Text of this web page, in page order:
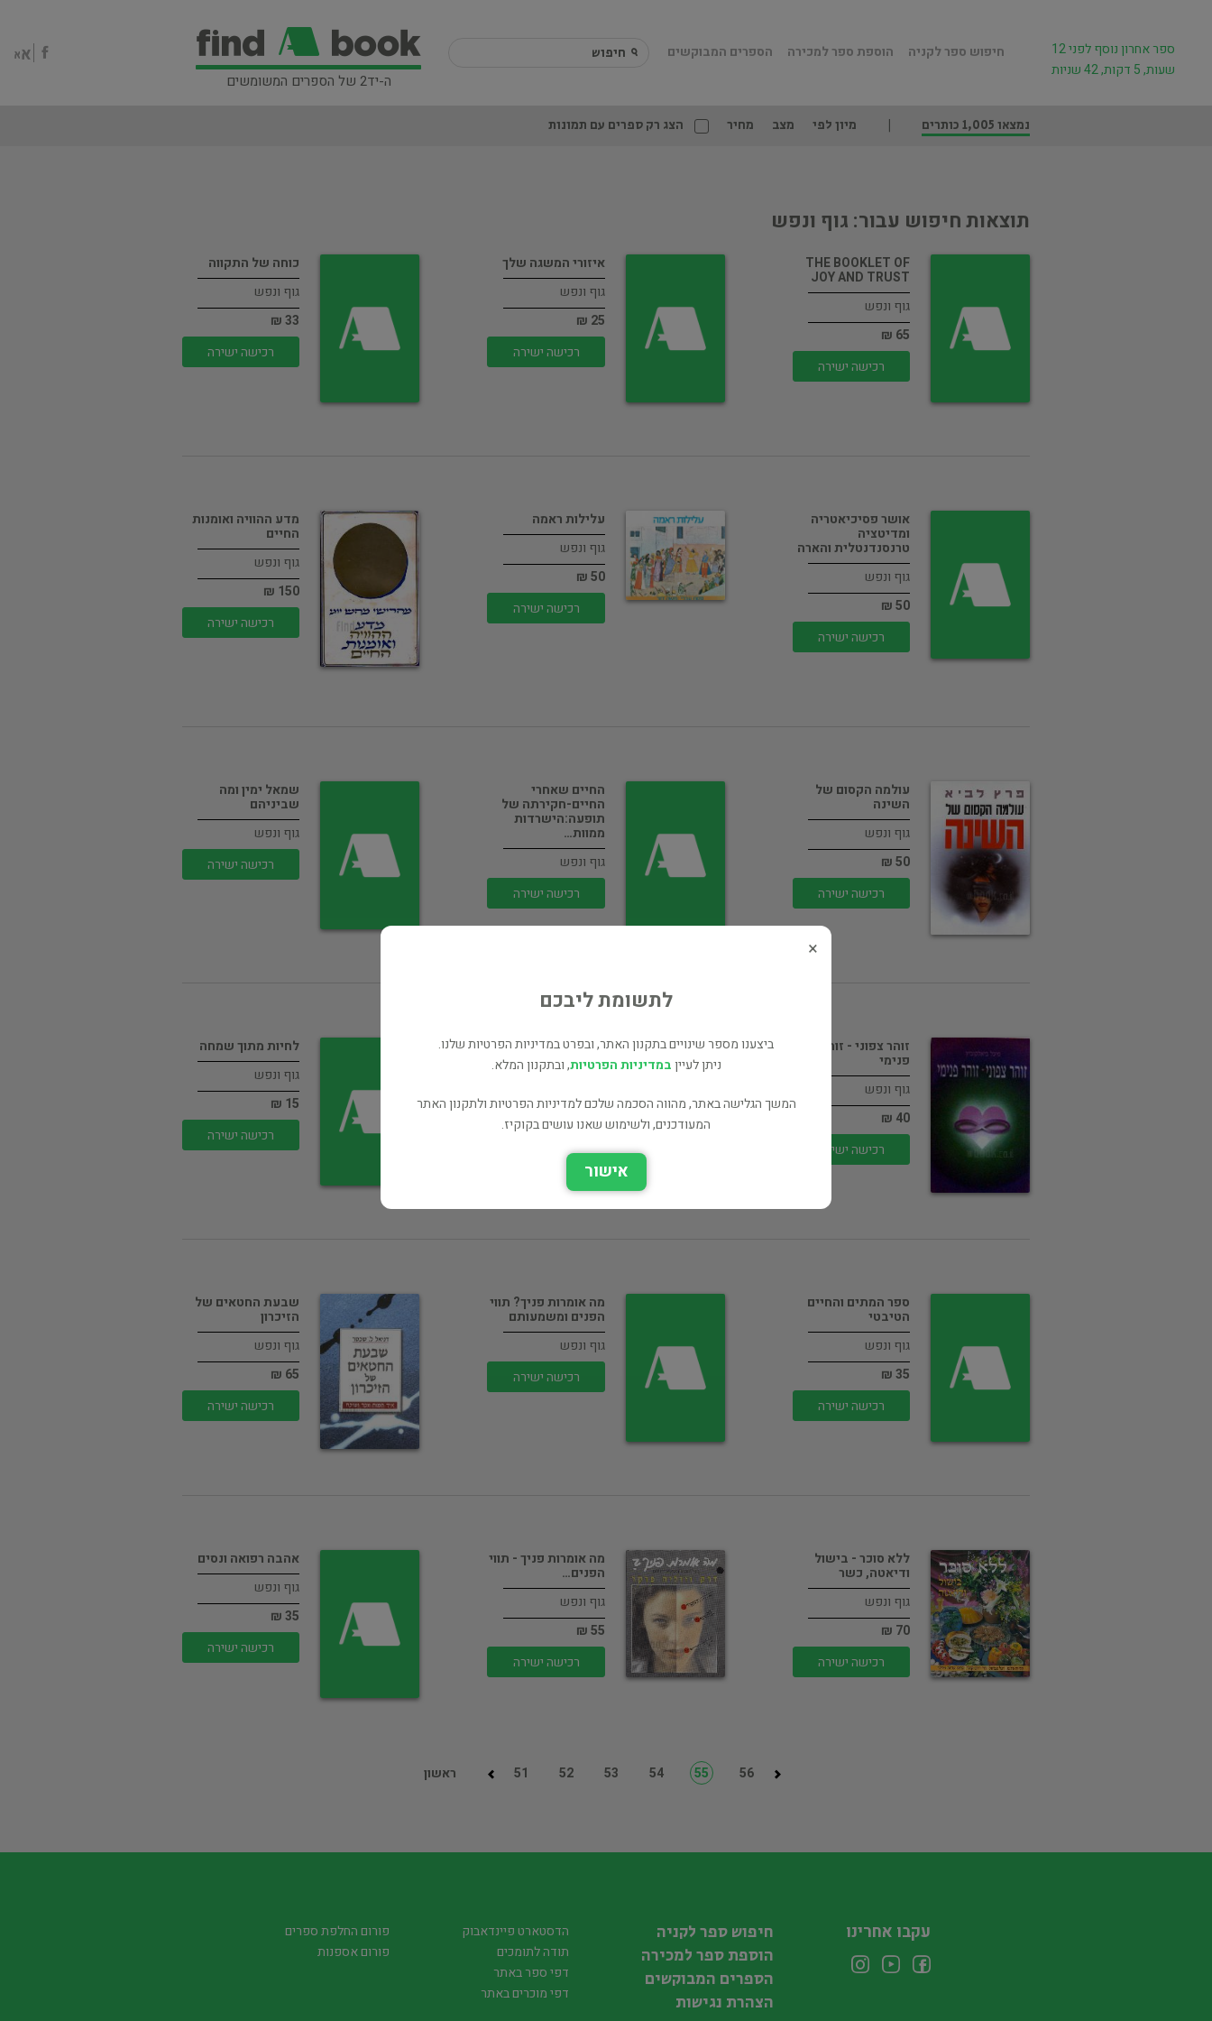
ה-יד2 של הספרים המשומשים
חיפוש ספר לקניה הוספת ספר למכירה הספרים המבוקשים
ספר אחרון נוסף לפני 12
שעות, 5 דקות, 42 שניות
נמצאו 1,005 כותרים מיון לפי מצב מחיר הצג רק ספרים עם תמונות
תוצאות חיפוש עבור: גוף ונפש
THE BOOKLET OF
JOY AND TRUST
גוף ונפש
65 ₪
רכישה ישירה
איזורי המשגה שלך
גוף ונפש
25 ₪
רכישה ישירה
כוחה של התקווה
גוף ונפש
33 ₪
רכישה ישירה
אושר פסיכיאטריה
ומדיטציה
טרנסנדנטלית והארה
גוף ונפש
50 ₪
רכישה ישירה
עלילות ראמה
גוף ונפש
50 ₪
רכישה ישירה
מדע ההוויה ואומנות
החיים
גוף ונפש
150 ₪
רכישה ישירה
עולמה הקסום של
השינה
גוף ונפש
50 ₪
רכישה ישירה
החיים שאחרי
החיים-חקירתה של
תופעה:הישרדות
ממוות…
גוף ונפש
רכישה ישירה
שמאל ימין ומה
שביניהם
גוף ונפש
רכישה ישירה
זוהר צפוני - זוהר
פנימי
גוף ונפש
40 ₪
רכישה ישירה
מתת אוהב
גוף ונפש
100 ₪
רכישה ישירה
לחיות מתוך שמחה
גוף ונפש
15 ₪
רכישה ישירה
ספר המתים והחיים
הטיבטי
גוף ונפש
35 ₪
רכישה ישירה
מה אומרות פניך? תווי
הפנים ומשמעותם
גוף ונפש
רכישה ישירה
שבעת החטאים של
הזיכרון
גוף ונפש
65 ₪
רכישה ישירה
ללא סוכר - בישול
ודיאטה, כשר
גוף ונפש
70 ₪
רכישה ישירה
מה אומרות פניך - תווי
הפנים…
גוף ונפש
55 ₪
רכישה ישירה
אהבה רפואה ונסים
גוף ונפש
35 ₪
רכישה ישירה
ראשון 51 52 53 54 55 56
×
לתשומת ליבכם
ביצענו מספר שינויים בתקנון האתר, ובפרט במדיניות הפרטיות שלנו.
ניתן לעייןבמדיניות הפרטיות, ובתקנון המלא.
המשך הגלישה באתר, מהווה הסכמה שלכם למדיניות הפרטיות ולתקנון האתר
המעודכנים, ולשימוש שאנו עושים בקוקיז.
אישור
עקבו אחרינו
חיפוש ספר לקניה
הוספת ספר למכירה
הספרים המבוקשים
הצהרת נגישות
הדסטארט פיינדאבוק
תודה לתומכים
דפי ספר באתר
דפי מוכרים באתר
פורום החלפת ספרים
פורום אספנות